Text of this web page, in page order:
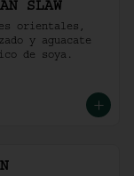
SLAW
orientales,
y aguacate
de soya.